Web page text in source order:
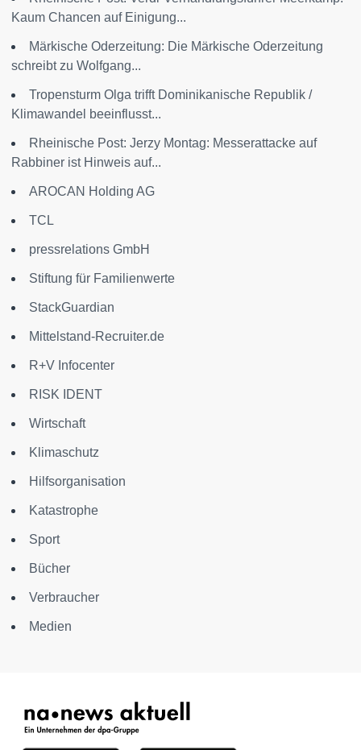
Kaum Chancen auf Einigung...
Märkische Oderzeitung: Die Märkische Oderzeitung
schreibt zu Wolfgang...
Tropensturm Olga trifft Dominikanische Republik /
Klimawandel beeinflusst...
Rheinische Post: Jerzy Montag: Messerattacke auf
Rabbiner ist Hinweis auf...
AROCAN Holding AG
TCL
pressrelations GmbH
Stiftung für Familienwerte
StackGuardian
Mittelstand-Recruiter.de
R+V Infocenter
RISK IDENT
Wirtschaft
Klimaschutz
Hilfsorganisation
Katastrophe
Sport
Bücher
Verbraucher
Medien